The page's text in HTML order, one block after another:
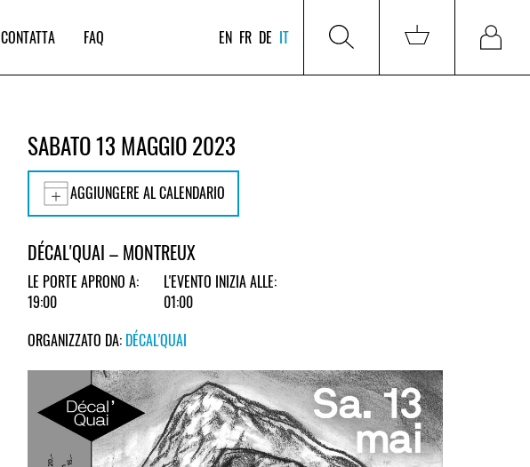
CONTATTA FAQ EN FR DE IT
SABATO 13 MAGGIO 2023
AGGIUNGERE AL CALENDARIO
DÉCAL'QUAI – MONTREUX
LE PORTE APRONO A:
19:00
L'EVENTO INIZIA ALLE:
01:00
ORGANIZZATO DA: DÉCAL'QUAI